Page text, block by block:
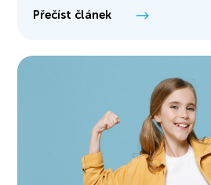
Přečíst článek